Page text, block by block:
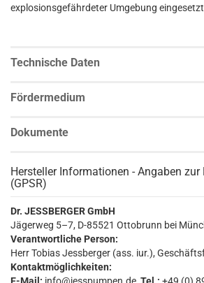
explosionsgefährdeter Umgebung
Technische Daten
Fördermedium
Dokumente
Hersteller Informationen - Angaben
(GPSR)
Dr. JESSBERGER GmbH
Jägerweg 5–7, D-85521 Ottobrunn bei
Verantwortliche Person:
Herr Tobias Jessberger (ass. iur.),
Kontaktmöglichkeiten: